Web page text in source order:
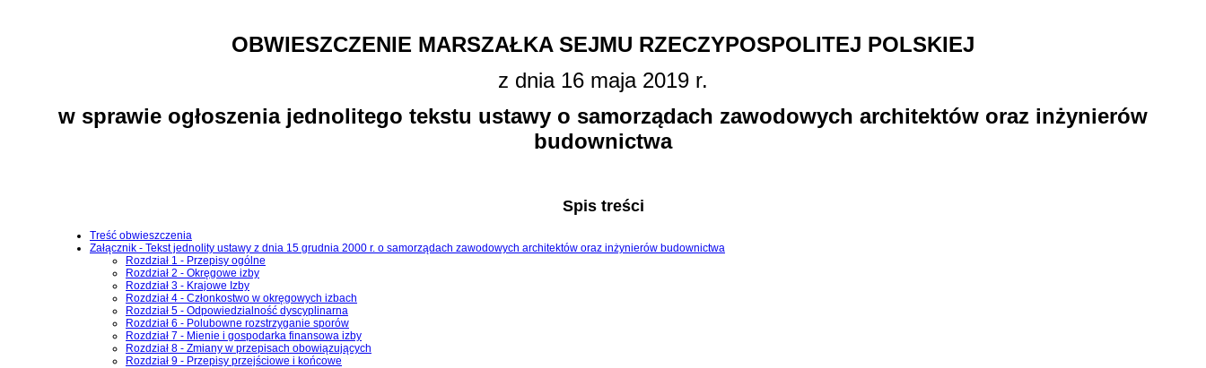
OBWIESZCZENIE MARSZAŁKA SEJMU RZECZYPOSPOLITEJ POLSKIEJ
z dnia 16 maja 2019 r.
w sprawie ogłoszenia jednolitego tekstu ustawy o samorządach zawodowych architektów oraz inżynierów
budownictwa
Spis treści
Treść obwieszczenia
Załącznik - Tekst jednolity ustawy z dnia 15 grudnia 2000 r. o samorządach zawodowych architektów oraz inżynierów budownictwa
Rozdział 1 - Przepisy ogólne
Rozdział 2 - Okręgowe izby
Rozdział 3 - Krajowe Izby
Rozdział 4 - Członkostwo w okręgowych izbach
Rozdział 5 - Odpowiedzialność dyscyplinarna
Rozdział 6 - Polubowne rozstrzyganie sporów
Rozdział 7 - Mienie i gospodarka finansowa izby
Rozdział 8 - Zmiany w przepisach obowiązujących
Rozdział 9 - Przepisy przejściowe i końcowe